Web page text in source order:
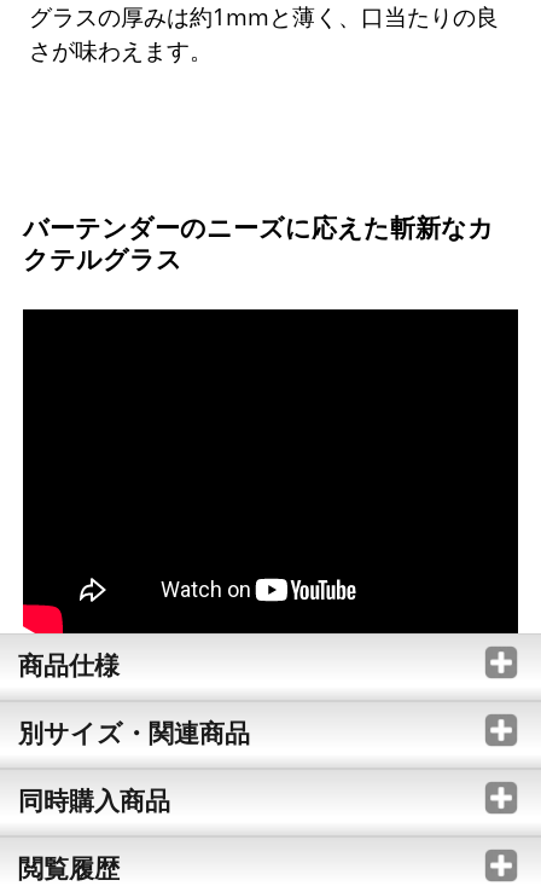
グラスの厚みは約1mmと薄く、口当たりの良
さが味わえます。
バーテンダーのニーズに応えた斬新なカ
クテルグラス
商品仕様
別サイズ・関連商品
同時購入商品
閲覧履歴